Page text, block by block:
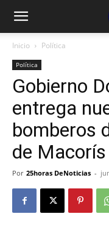
Inicio Política
Política
Gobierno
entrega
bomberos
de Macorís
Por 25horas DeNoticias -